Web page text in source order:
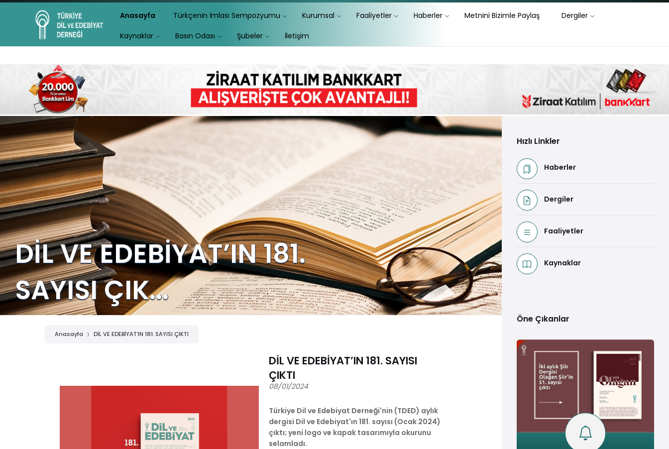
Anasayfa Türkçenin İmlası Sempozyumu Kurumsal Faaliyetler Haberler Metnini Bizimle Paylaş Dergiler
Kaynaklar Basın Odası Şubeler İletişim
DİL VE EDEBİYAT’IN 181.
SAYISI ÇIK...
Anasayfa DİL VE EDEBİYAT’IN 181. SAYISI ÇIKTI
DİL VE EDEBİYAT’IN 181. SAYISI
ÇIKTI
08/01/2024
Türkiye Dil ve Edebiyat Derneği'nin (TDED) aylık
dergisi Dil ve Edebiyat'ın 181. sayısı (Ocak 2024)
çıktı; yeni logo ve kapak tasarımıyla okurunu
selamladı.
Hızlı Linkler
Haberler
Dergiler
Faaliyetler
Kaynaklar
Öne Çıkanlar